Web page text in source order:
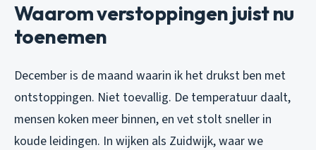
Waarom verstoppingen juist nu
toenemen
December is de maand waarin ik het drukst ben met
ontstoppingen. Niet toevallig. De temperatuur daalt,
mensen koken meer binnen, en vet stolt sneller in
koude leidingen. In wijken als Zuidwijk, waar we